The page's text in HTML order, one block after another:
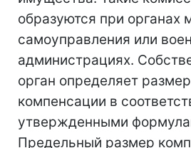
образуются при органах
самоуправления или
администрациях.
орган определяет размер
компенсации в
утвержденными
Предельный размер